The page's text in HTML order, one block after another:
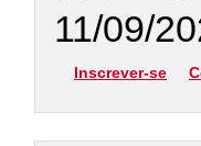
11/09/
Inscrever-se